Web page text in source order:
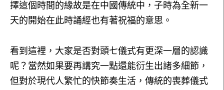
擇這個時間的緣故是在中國傳統中，子時為全新一
天的開始在此時誦經也有著祝福的意思。
看到這裡，大家是否對頭七儀式有更深一層的認識
呢？當然如果要再講究一點還能衍生出諸多細節，
但對於現代人繁忙的快節奏生活，傳統的喪葬儀式